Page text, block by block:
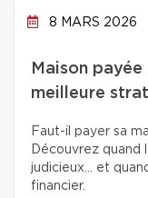
8 MARS 2026
Maison
meilleure
Faut-il payer sa
Découvrez quand
judicieux… et
financier.